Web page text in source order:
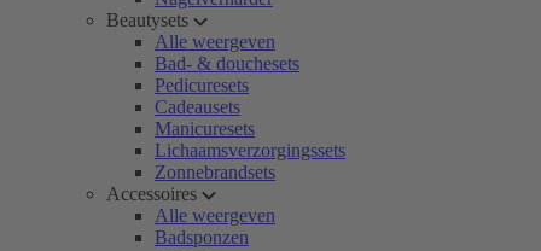
Beautysets
Alle weergeven
Bad- & douchesets
Pedicuresets
Cadeausets
Manicuresets
Lichaamsverzorgingssets
Zonnebrandsets
Accessoires
Alle weergeven
Badsponzen